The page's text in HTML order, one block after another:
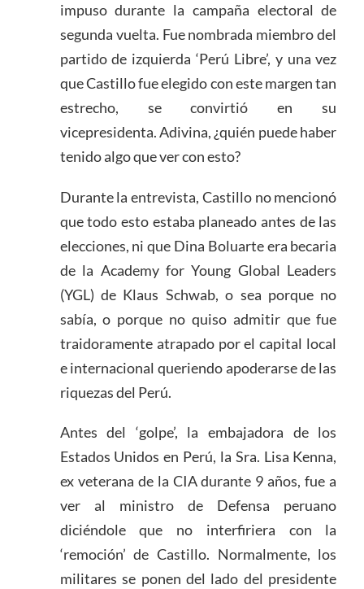
impuso durante la campaña electoral de
segunda vuelta. Fue nombrada miembro del
partido de izquierda ‘Perú Libre’, y una vez
que Castillo fue elegido con este margen tan
estrecho, se convirtió en su
vicepresidenta. Adivina, ¿quién puede haber
tenido algo que ver con esto?
Durante la entrevista, Castillo no mencionó
que todo esto estaba planeado antes de las
elecciones, ni que Dina Boluarte era becaria
de la Academy for Young Global Leaders
(YGL) de Klaus Schwab, o sea porque no
sabía, o porque no quiso admitir que fue
traidoramente atrapado por el capital local
e internacional queriendo apoderarse de las
riquezas del Perú.
Antes del ‘golpe’, la embajadora de los
Estados Unidos en Perú, la Sra. Lisa Kenna,
ex veterana de la CIA durante 9 años, fue a
ver al ministro de Defensa peruano
diciéndole que no interfiriera con la
‘remoción’ de Castillo. Normalmente, los
militares se ponen del lado del presidente